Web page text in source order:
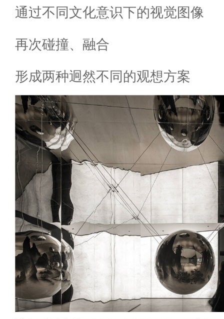
通过不同文化意识下的视觉图像
再次碰撞、融合
形成两种迥然不同的观想方案